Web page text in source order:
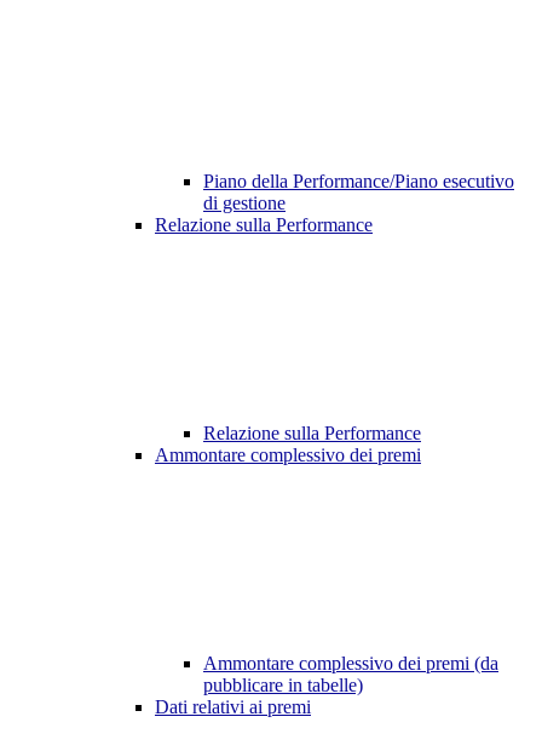
Piano della Performance/Piano esecutivo
di gestione
Relazione sulla Performance
Relazione sulla Performance
Ammontare complessivo dei premi
Ammontare complessivo dei premi (da
pubblicare in tabelle)
Dati relativi ai premi